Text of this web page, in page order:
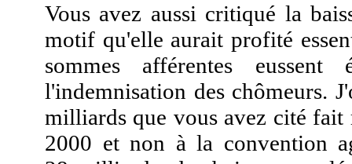
Vous avez aussi critiqué la
motif qu'elle aurait profité
sommes afférentes
l'indemnisation des chômeurs.
milliards que vous avez cité fait
2000 et non à la convention